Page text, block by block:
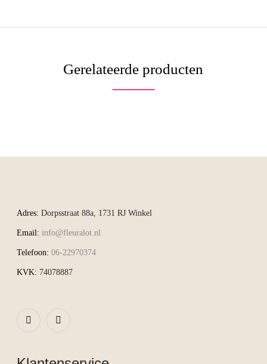
Gerelateerde producten
Adres: Dorpsstraat 88a, 1731 RJ Winkel
Email: info@fleuralot.nl
Telefoon: 06-22970374
KVK: 74078887